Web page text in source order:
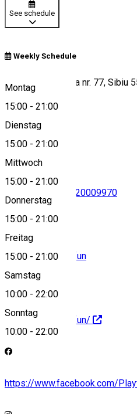
See schedule
Weekly Schedule
Montag
15:00 - 21:00
Dienstag
15:00 - 21:00
Mittwoch
15:00 - 21:00
Donnerstag
15:00 - 21:00
Freitag
15:00 - 21:00
Samstag
10:00 - 22:00
Sonntag
10:00 - 22:00
Șoseaua Alba Iulia nr. 77, Sibiu
View on map
0720009970
Hello@playtopia.fun
https://playtopia.fun/
https://www.facebook.com/